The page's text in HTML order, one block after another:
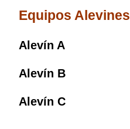
Equipos Alevines
Alevín A
Alevín B
Alevín C